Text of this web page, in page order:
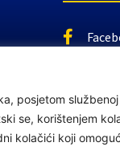
posjetom
se, korištenjem
kolačići koji